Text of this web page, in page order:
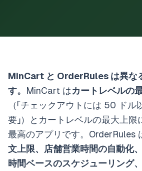
MinCart と OrderRules は異な
す。 MinCart はカートレベルの
（「チェックアウトには 50 ド
要」）とカートレベルの最大上
最高のアプリです。OrderRules
文上限、店舗営業時間の自動化
時間ベースのスケジューリング